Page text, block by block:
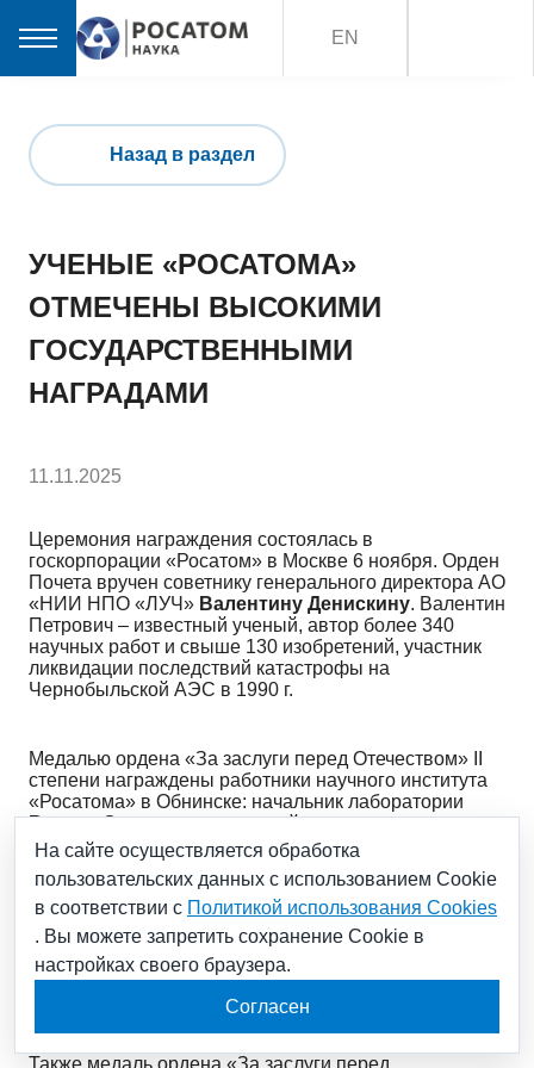
EN
Назад в раздел
УЧЕНЫЕ «РОСАТОМА»
ОТМЕЧЕНЫ ВЫСОКИМИ
ГОСУДАРСТВЕННЫМИ
НАГРАДАМИ
11.11.2025
Церемония награждения состоялась в
госкорпорации «Росатом» в Москве 6 ноября. Орден
Почета вручен советнику генерального директора АО
«НИИ НПО «ЛУЧ» Валентину Денискину. Валентин
Петрович – известный ученый, автор более 340
научных работ и свыше 130 изобретений, участник
ликвидации последствий катастрофы на
Чернобыльской АЭС в 1990 г.
Медалью ордена «За заслуги перед Отечеством» II
степени награждены работники научного института
«Росатома» в Обнинске: начальник лаборатории
Виктор Свиридови ведущий инженер-
исследовательВладимир Таланов. Виктор
Иванович много лет занимается решением задач по
повышению уровня ядерной безопасности, а
Владимир Викторович работает над созданием
методик измерения ядерных материалов и
разрабатывает курсы обучения и повышения
квалификации специалистов в области учета и
контроля ядерных материалов.
Также медаль ордена «За заслуги перед
На сайте осуществляется обработка
пользовательских данных с использованием Cookie
в соответствии с Политикой использования Cookies
. Вы можете запретить сохранение Cookie в
настройках своего браузера.
Согласен